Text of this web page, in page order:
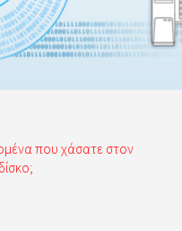
που χάσατε στον